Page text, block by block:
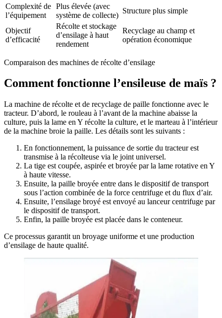
Complexité de
l’équipement
Plus élevée (avec
système de collecte)
Structure plus simple
Objectif
d’efficacité
Récolte et stockage
d’ensilage à haut
rendement
Recyclage au champ et
opération économique
Comparaison des machines de récolte d’ensilage
Comment fonctionne l’ensileuse de maïs ?
La machine de récolte et de recyclage de paille fonctionne avec le
tracteur. D’abord, le rouleau à l’avant de la machine abaisse la
culture, puis la lame en Y récolte la culture, et le marteau à l’intérieur
de la machine broie la paille. Les détails sont les suivants :
En fonctionnement, la puissance de sortie du tracteur est
transmise à la récolteuse via le joint universel.
La tige est coupée, aspirée et broyée par la lame rotative en Y
à haute vitesse.
Ensuite, la paille broyée entre dans le dispositif de transport
sous l’action combinée de la force centrifuge et du flux d’air.
Ensuite, l’ensilage broyé est envoyé au lanceur centrifuge par
le dispositif de transport.
Enfin, la paille broyée est placée dans le conteneur.
Ce processus garantit un broyage uniforme et une production
d’ensilage de haute qualité.